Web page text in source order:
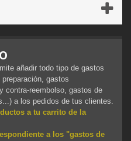
añadir todo tipo de gastos
gastos
contra-reembolso, gastos de
a los pedidos de tus clientes.
a tu carrito de la
a los "gastos de